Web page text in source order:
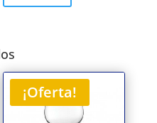
¡Oferta!